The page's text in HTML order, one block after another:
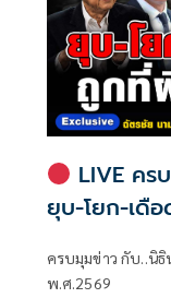
LIVE คร
ยุบ-โยก-เดื
ครบมุมข่าว กับ..นิธิ
พ.ศ.2569